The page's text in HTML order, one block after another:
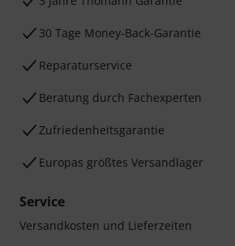
30 Tage Money-Back-Garantie
Reparaturservice
Beratung durch Fachexperten
Zufriedenheitsgarantie
Europas größtes Versandlager
Service
Versandkosten und Lieferzeiten